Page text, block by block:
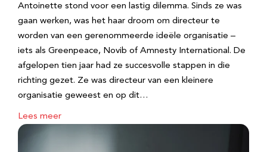
Antoinette stond voor een lastig dilemma. Sinds ze was
gaan werken, was het haar droom om directeur te
worden van een gerenommeerde ideële organisatie –
iets als Greenpeace, Novib of Amnesty International. De
afgelopen tien jaar had ze succesvolle stappen in die
richting gezet. Ze was directeur van een kleinere
organisatie geweest en op dit…
Lees meer